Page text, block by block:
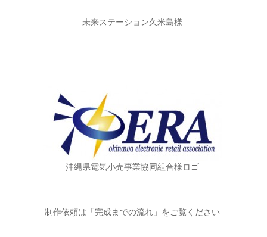
未来ステーション久米島様
沖縄県電気小売事業協同組合様ロゴ
制作依頼は 「完成までの流れ」 をご覧ください